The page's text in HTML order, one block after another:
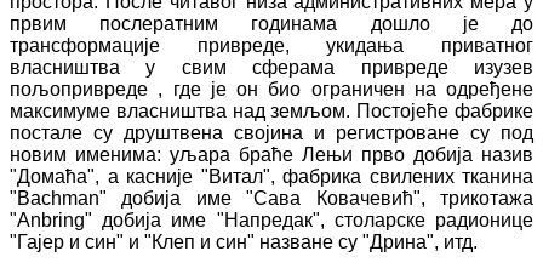
првим послератним годинама дошло је до
трансформације привреде, укидања приватног
власништва у свим сферама привреде изузев
пољопривреде , где је он био ограничен на одређене
максимуме власништва над земљом. Постојеће фабрике
постале су друштвена својина и регистроване су под
новим именима: уљара браће Лењи прво добија назив
"Домаћа", а касније "Витал", фабрика свилених тканина
"Bachman" добија име "Сава Ковачевић", трикотажа
"Anbring" добија име "Напредак", столарске радионице
"Гајер и син" и "Клеп и син" назване су "Дрина", итд.